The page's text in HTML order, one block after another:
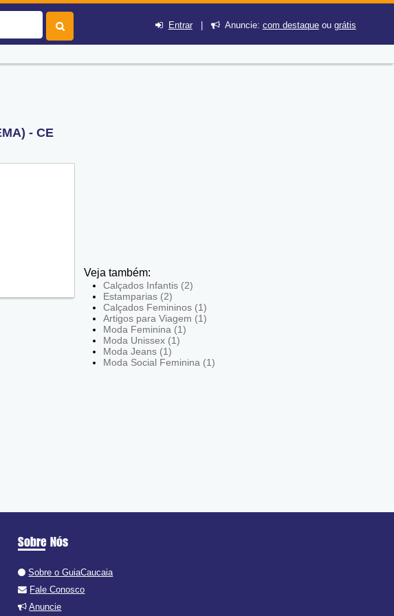
Entrar| Anuncie: com destaqueou grátis
- CE
Veja também:
Calçados Infantis (2)
Estamparias (2)
Calçados Femininos (1)
Artigos para Viagem (1)
Moda Feminina (1)
Moda Unissex (1)
Moda Jeans (1)
Moda Social Feminina (1)
Sobre Nós
Sobre o GuiaCaucaia
Fale Conosco
Anuncie